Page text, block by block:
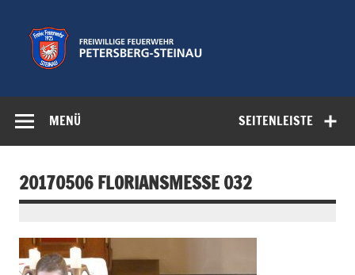
springen
Feuerwehr
Petersberg-
SEITENLEISTE
MENÜ
20170506 FLORIANSMESSE 032